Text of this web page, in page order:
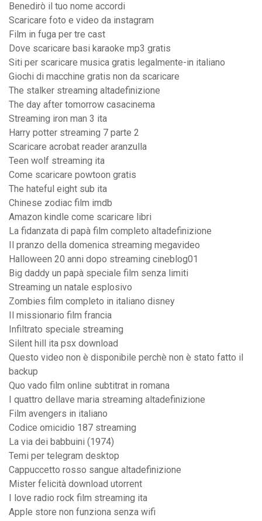
Benedirò il tuo nome accordi
Scaricare foto e video da instagram
Film in fuga per tre cast
Dove scaricare basi karaoke mp3 gratis
Siti per scaricare musica gratis legalmente-in italiano
Giochi di macchine gratis non da scaricare
The stalker streaming altadefinizione
The day after tomorrow casacinema
Streaming iron man 3 ita
Harry potter streaming 7 parte 2
Scaricare acrobat reader aranzulla
Teen wolf streaming ita
Come scaricare powtoon gratis
The hateful eight sub ita
Chinese zodiac film imdb
Amazon kindle come scaricare libri
La fidanzata di papà film completo altadefinizione
Il pranzo della domenica streaming megavideo
Halloween 20 anni dopo streaming cineblog01
Big daddy un papà speciale film senza limiti
Streaming un natale esplosivo
Zombies film completo in italiano disney
Il missionario film francia
Infiltrato speciale streaming
Silent hill ita psx download
Questo video non è disponibile perchè non è stato fatto il
backup
Quo vado film online subtitrat in romana
I quattro dellave maria streaming altadefinizione
Film avengers in italiano
Codice omicidio 187 streaming
La via dei babbuini (1974)
Temi per telegram desktop
Cappuccetto rosso sangue altadefinizione
Mister felicità download utorrent
I love radio rock film streaming ita
Apple store non funziona senza wifi